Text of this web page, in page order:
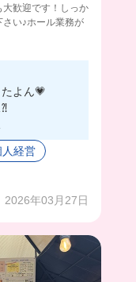
歓迎です！しっか
い♪ホール業務が
よん💗
球の部屋とか
💕
人経営
2026年03月27日